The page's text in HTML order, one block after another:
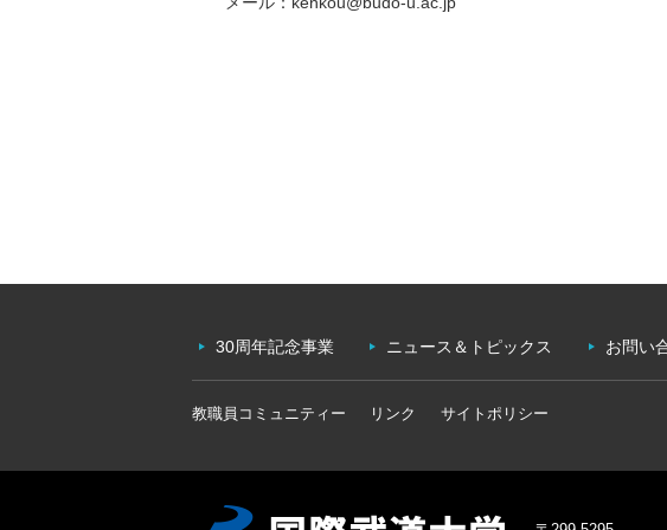
30周年記念事業 ニュース＆トピックス お問い
教職員コミュニティー リンク サイトポリシー